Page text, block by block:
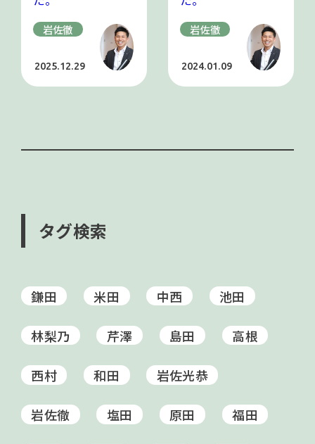
岩佐徹
2025.12.29
岩佐徹
2024.01.09
タグ検索
鎌田 米田 中西 池田
林梨乃 芹澤 島田 高根
西村 和田 岩佐光恭
岩佐徹 塩田 原田 福田